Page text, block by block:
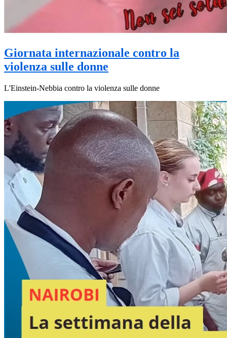
Giornata internazionale contro la
violenza sulle donne
L'Einstein-Nebbia contro la violenza sulle donne